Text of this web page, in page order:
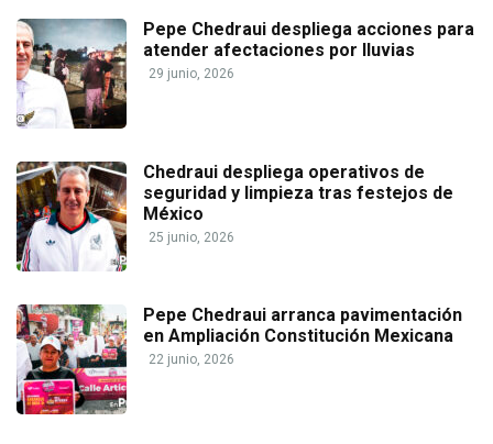
Pepe Chedraui despliega acciones para
atender afectaciones por lluvias
29 junio, 2026
Chedraui despliega operativos de
seguridad y limpieza tras festejos de
México
25 junio, 2026
Pepe Chedraui arranca pavimentación
en Ampliación Constitución Mexicana
22 junio, 2026